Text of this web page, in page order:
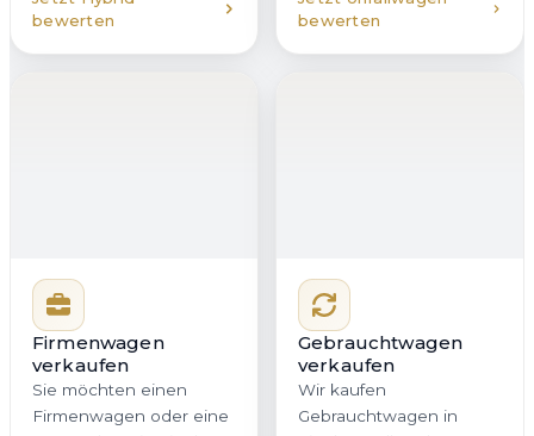
Firmenwagen
verkaufen
Sie möchten einen
Firmenwagen oder eine
ganze Flotte in Siegburg
Gebrauchtwagen
verkaufen
Wir kaufen
Gebrauchtwagen in
Siegburg aller Klassen